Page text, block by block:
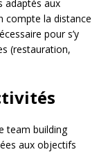
adaptés aux
compte la distance
pour s’y
(restauration,
team building
aux objectifs